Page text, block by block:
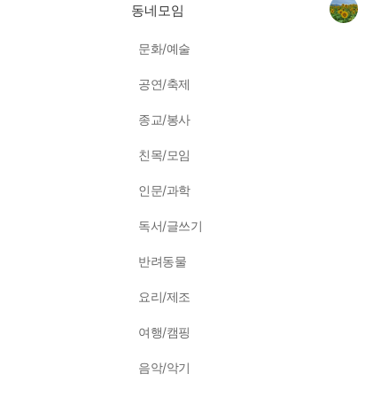
동네모임
문화/예술
공연/축제
종교/봉사
친목/모임
인문/과학
독서/글쓰기
반려동물
요리/제조
여행/캠핑
음악/악기